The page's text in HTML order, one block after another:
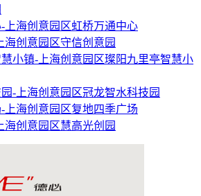
虹桥万通中心
守信创意园
璨阳九里亭智慧小
冠龙智水科技园
复地四季广场
慧高光创园